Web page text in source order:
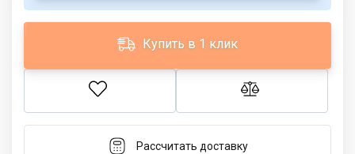
Купить в 1 клик
Рассчитать доставку